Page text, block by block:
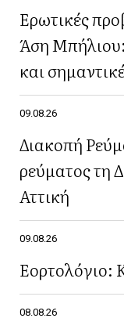
Ερωτικές
Άση Μπήλιου:
και
09.08.26
Διακοπή
ρεύματος τη
Αττική
09.08.26
Εορτολόγιο:
08.08.26